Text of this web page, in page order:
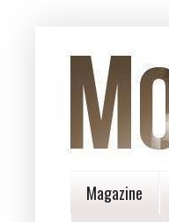
Magazine